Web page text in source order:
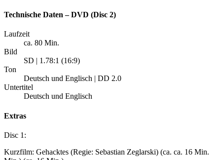
Technische Daten – DVD (Disc 2)
Laufzeit
ca. 80 Min.
Bild
SD | 1.78:1 (16:9)
Ton
Deutsch und Englisch | DD 2.0
Untertitel
Deutsch und Englisch
Extras
Disc 1:
Kurzfilm: Gehacktes (Regie: Sebastian Zeglarski) (ca. ca. 16 Min.